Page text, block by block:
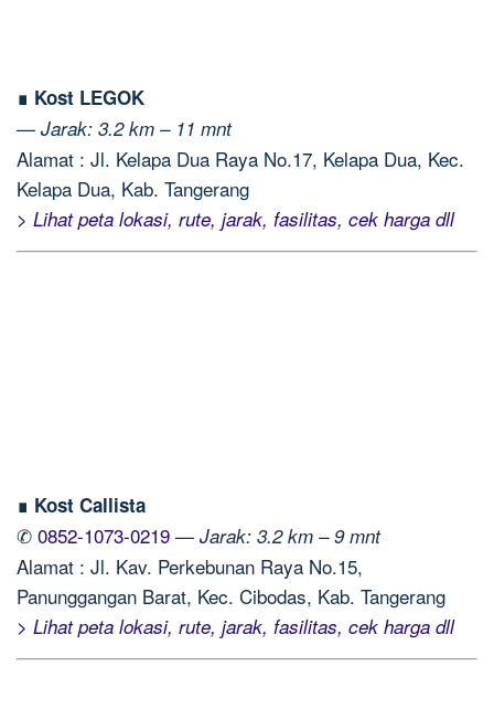
∎ Kost LEGOK
— Jarak: 3.2 km – 11 mnt
Alamat : Jl. Kelapa Dua Raya No.17, Kelapa Dua, Kec.
Kelapa Dua, Kab. Tangerang
> Lihat peta lokasi, rute, jarak, fasilitas, cek harga dll
∎ Kost Callista
✆ 0852-1073-0219 — Jarak: 3.2 km – 9 mnt
Alamat : Jl. Kav. Perkebunan Raya No.15,
Panunggangan Barat, Kec. Cibodas, Kab. Tangerang
> Lihat peta lokasi, rute, jarak, fasilitas, cek harga dll